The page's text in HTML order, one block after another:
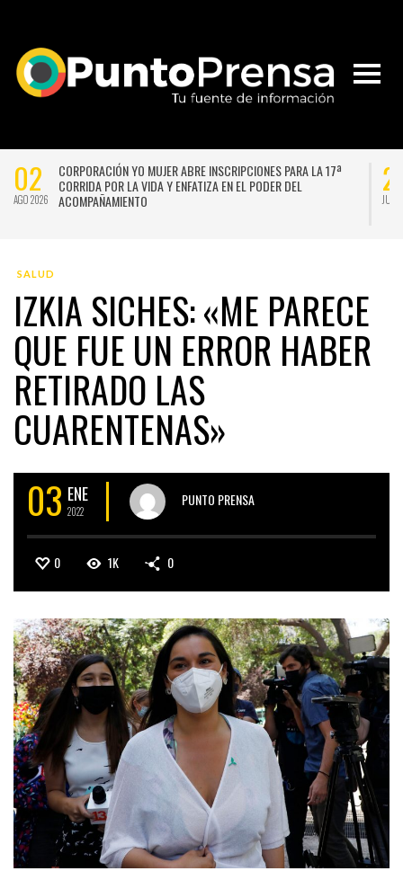
02
AGO 2026
CORPORACIÓN YO MUJER ABRE INSCRIPCIONES PARA LA 17ª
CORRIDA POR LA VIDA Y ENFATIZA EN EL PODER DEL
ACOMPAÑAMIENTO
JUL
SALUD
IZKIA SICHES: «ME PARECE
QUE FUE UN ERROR HABER
RETIRADO LAS
CUARENTENAS»
03 ENE
2022
PUNTO PRENSA
0 1K 0